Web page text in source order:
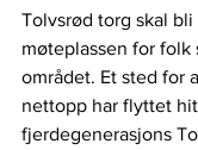
Tolvsrød torg skal
møteplassen for folk
området. Et sted for
nettopp har flyttet
fjerdegenerasjons